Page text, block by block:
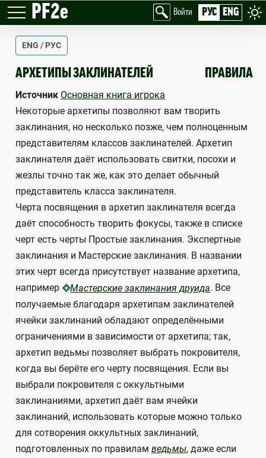
PF2e Войти РУС ENG
ENG / РУС
АРХЕТИПЫ ЗАКЛИНАТЕЛЕЙ
SPELLCASTING ARCHETYPES ПРАВИЛА
Источник Основная книга игрока
Некоторые архетипы позволяют вам творить
заклинания, но несколько позже, чем полноценным
представителям классов заклинателей. Архетип
заклинателя даёт использовать свитки, посохи и
жезлы точно так же, как это делает обычный
представитель класса заклинателя.
Черта посвящения в архетип заклинателя всегда
даёт способность творить фокусы, также в списке
черт есть черты Простые заклинания. Экспертные
заклинания и Мастерские заклинания. В названии
этих черт всегда присутствует название архетипа,
например
Мастерские заклинания друида. Все
получаемые благодаря архетипам заклинателей
ячейки заклинаний обладают определёнными
ограничениями в зависимости от архетипа; так,
архетип ведьмы позволяет выбрать покровителя,
когда вы берёте его черту посвящения. Если вы
выбрали покровителя с оккультными
заклинаниями, архетип даёт вам ячейки
заклинаний, использовать которые можно только
для сотворения оккультных заклинаний,
подготовленных по правилам ведьмы, даже если